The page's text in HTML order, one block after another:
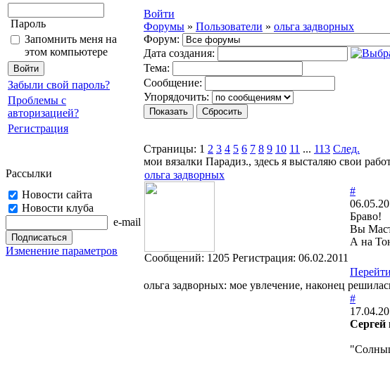
Пароль
Запомнить меня на
этом компьютере
Забыли свой пароль?
Проблемы с
авторизацией?
Регистрация
Рассылки
Новости сайта
Новости клуба
e-mail
Изменение параметров
Войти
Форумы » Пользователи » ольга задворных
Форум:
Дата создания:
Тема:
Cooбщение:
Упорядочить:
Страницы: 1 2 3 4 5 6 7 8 9 10 11 ... 113 След.
мои вязалки Парадиз., здесь я высталяю свои
ольга задворных
Cообщений: 1205 Регистрация: 06.02.2011
#
Браво!
Вы
А на
Перейти
ольга задворных: мое увлечение, наконец
#
Сергей